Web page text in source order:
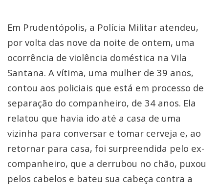
Em Prudentópolis, a Polícia Militar atendeu,
por volta das nove da noite de ontem, uma
ocorrência de violência doméstica na Vila
Santana. A vítima, uma mulher de 39 anos,
contou aos policiais que está em processo de
separação do companheiro, de 34 anos. Ela
relatou que havia ido até a casa de uma
vizinha para conversar e tomar cerveja e, ao
retornar para casa, foi surpreendida pelo ex-
companheiro, que a derrubou no chão, puxou
pelos cabelos e bateu sua cabeça contra a